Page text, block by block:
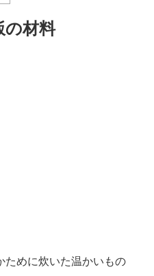
の材料
ために炊いた温かいもの